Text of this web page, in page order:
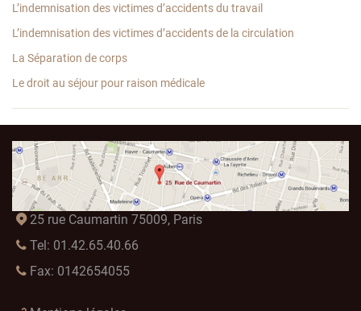
L’indemnisation des victimes d’accidents du travail
L’indemnisation des victimes d’accidents de la circulation
La Séparation de corps
Le droit au séjour pour raison médicale
25 rue Caumartin 75009, Paris
Tel: 01.42.65.40.66
Fax: 0142654055